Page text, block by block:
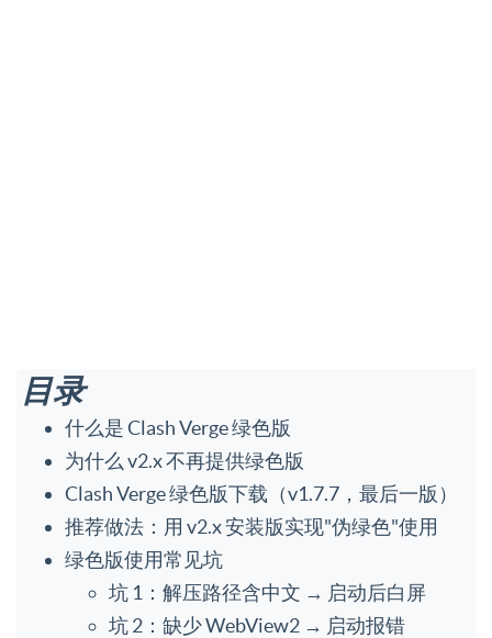
目录
什么是 Clash Verge 绿色版
为什么 v2.x 不再提供绿色版
Clash Verge 绿色版下载（v1.7.7，最后一版）
推荐做法：用 v2.x 安装版实现"伪绿色"使用
绿色版使用常见坑
坑 1：解压路径含中文 → 启动后白屏
坑 2：缺少 WebView2 → 启动报错